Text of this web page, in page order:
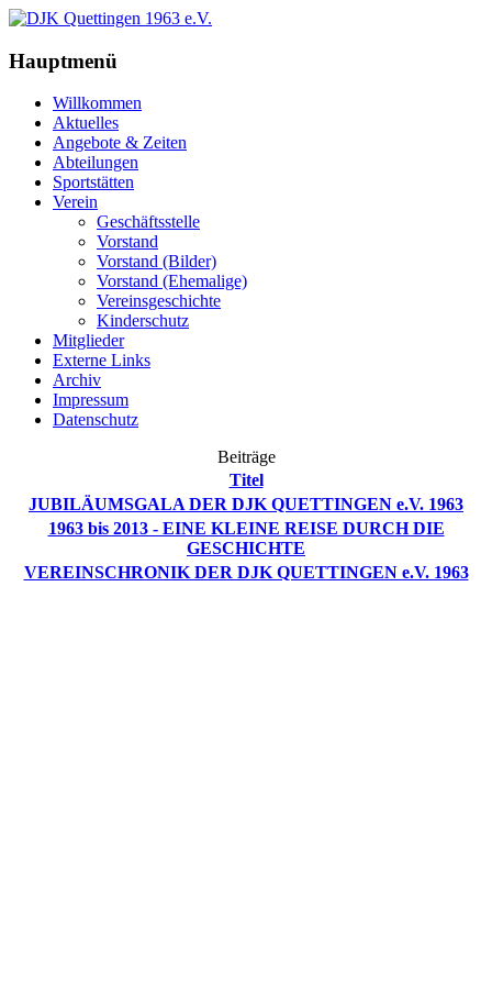
Hauptmenü
Willkommen
Aktuelles
Angebote & Zeiten
Abteilungen
Sportstätten
Verein
Geschäftsstelle
Vorstand
Vorstand (Bilder)
Vorstand (Ehemalige)
Vereinsgeschichte
Kinderschutz
Mitglieder
Externe Links
Archiv
Impressum
Datenschutz
Beiträge
Titel
JUBILÄUMSGALA DER DJK QUETTINGEN e.V. 1963
1963 bis 2013 - EINE KLEINE REISE DURCH DIE
GESCHICHTE
VEREINSCHRONIK DER DJK QUETTINGEN e.V. 1963